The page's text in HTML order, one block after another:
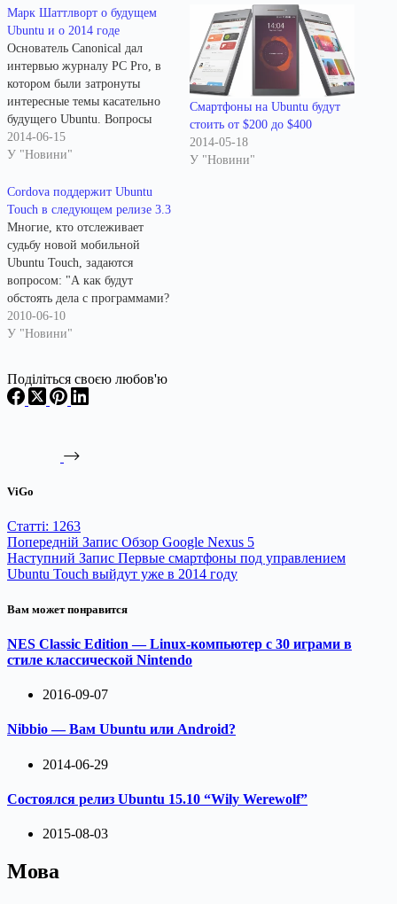
Марк Шаттлворт о будущем
Ubuntu и о 2014 годе
Основатель Canonical дал
интервью журналу PC Pro, в
котором были затронуты
интересные темы касательно
будущего Ubuntu. Вопросы
журнала PC Pro и ответы
Марка Шаттлворта. Как долго
фокусироваться в первую
очередь на дестоп?Если
взглянуть на нашу работу за
последнее время, то в
основном она была посвящена
цели единения кодовой…
2014-06-15
У "Новини"
Смартфоны на Ubuntu будут
стоить от $200 до $400
2014-05-18
У "Новини"
Cordova поддержит Ubuntu
Touch в следующем релизе 3.3
Многие, кто отслеживает
судьбу новой мобильной
Ubuntu Touch, задаются
вопросом: "А как будут
обстоять дела с программами?
Чем побеждать мощных
конкурентов, давно занявших
Первый козырь в игре под
названием "Битва за
используя привычные для
2010-06-10
У "Новини"
Поділіться своєю любов'ю
ViGo
Статті: 1263
Попередній Запис Обзор Google Nexus 5
Наступний Запис Первые смартфоны под управлением
Ubuntu Touch выйдут уже в 2014 году
Вам может понравится
NES Classic Edition — Linux-компьютер с 30 играми в
стиле классической Nintendo
2016-09-07
Nibbio — Вам Ubuntu или Android?
2014-06-29
Состоялся релиз Ubuntu 15.10 “Wily Werewolf”
2015-08-03
Мова